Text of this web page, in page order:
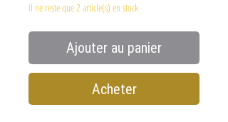
Il ne reste que 2 article(s) en stock
Ajouter au panier
Acheter